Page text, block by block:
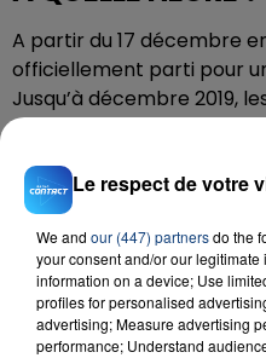
A partir du 17 décembre
officiellement parti pour
Jusqu’à décembre 2019,
dès 7 h 30 avec une
heure de pointe et 20
s’arrêter de rouler aux
CHAUFFEUR DE
Bon, pour ceux qui
l’engin sans aucune
rassurer. Il y aura “un
Le respect de votre
We and our (447) partnersdo the
your consent and/or our
information on a device; Use
profiles for personalised
advertising; Measure advertising
performance; Understand